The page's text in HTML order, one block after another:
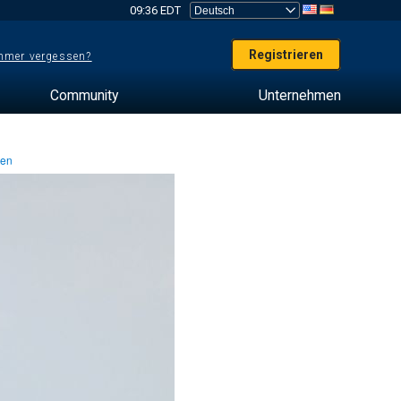
09:36 EDT
vergessen? Registrieren
Community Unternehmen